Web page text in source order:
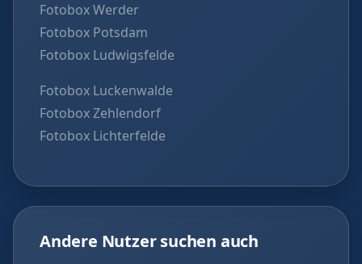
Fotobox Werder
Fotobox Potsdam
Fotobox Ludwigsfelde
Fotobox Luckenwalde
Fotobox Zehlendorf
Fotobox Lichterfelde
Andere Nutzer suchen auch